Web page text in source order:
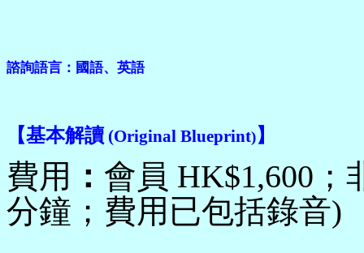
諮詢語言：國語、英語
【基本解讀 (Original Blueprint)】
費用 ： 會員 HK$1,600
分鐘；費用已包括錄音)